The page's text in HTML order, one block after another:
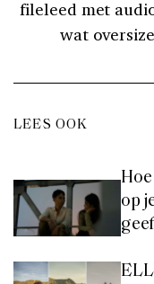
fileleed met
wat
LEES OOK
op